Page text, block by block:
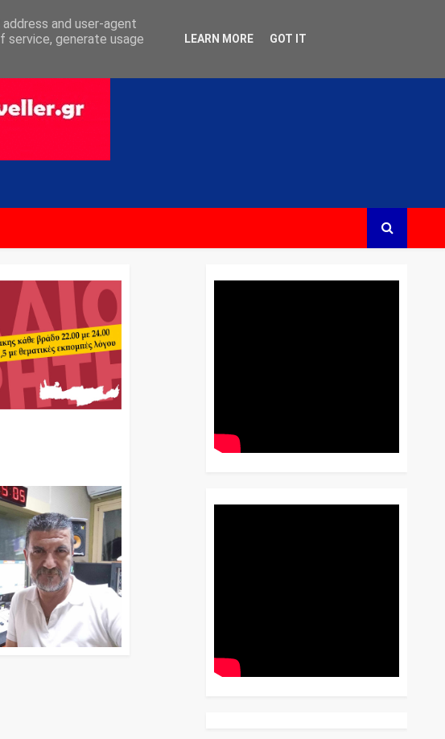
and user-agent
service, generate usage
LEARN MORE GOT IT